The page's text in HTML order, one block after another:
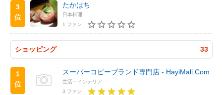
3
位
たかはち
日本料理
1 ファン
ショッピング 33
1
位
スーパーコピーブランド専門店 - HayiMall.Com
生活・インテリア
3 ファン